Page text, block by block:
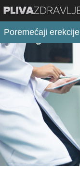
Poremećaji erekcije